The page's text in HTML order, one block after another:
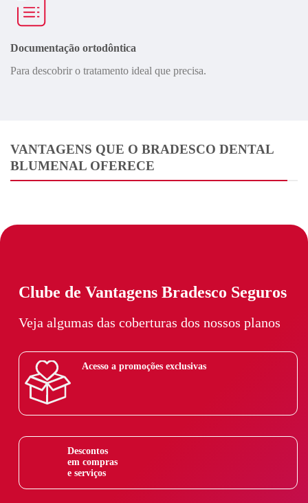
Documentação ortodôntica
Para descobrir o tratamento ideal que precisa.
VANTAGENS QUE O BRADESCO DENTAL
BLUMENAL OFERECE
Clube de Vantagens Bradesco Seguros
Veja algumas das coberturas dos nossos planos
Acesso a promoções exclusivas
Descontos
em compras
e serviços